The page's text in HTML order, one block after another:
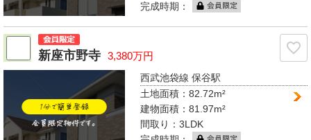
完成時期：
新座市野寺 3,380万円
西武池袋線 保谷駅
土地面積：82.72m²
建物面積：81.97m²
間取り：3LDK